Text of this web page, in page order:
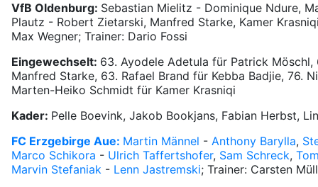
VfB Oldenburg: Sebastian Mielitz - Dominique Ndure,
Plautz - Robert Zietarski, Manfred Starke, Kamer
Max Wegner; Trainer: Dario Fossi
Eingewechselt: 63. Ayodele Adetula für Patrick
Manfred Starke, 63. Rafael Brand für Kebba Badjie, 76.
Marten-Heiko Schmidt für Kamer Krasniqi
Kader: Pelle Boevink, Jakob Bookjans, Fabian Herbst,
FC Erzgebirge Aue: Martin Männel - Anthony Barylla,
Marco Schikora - Ulrich Taffertshofer, Sam Schreck,
Marvin Stefaniak - Lenn Jastremski; Trainer: Carsten